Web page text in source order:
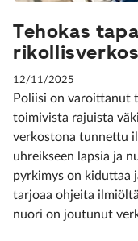
Tehokas
12/11/2025
Poliisi on varoittanut
toimivista rajuista
verkostona tunnettu
uhreikseen lapsia ja
pyrkimys on kiduttaa
tarjoaa ohjeita
nuori on joutunut